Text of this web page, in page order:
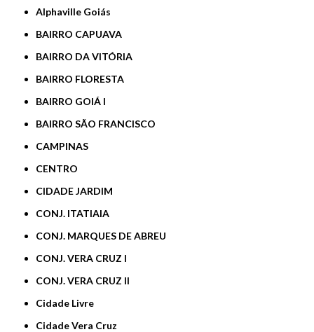
Alphaville Goiás
BAIRRO CAPUAVA
BAIRRO DA VITÓRIA
BAIRRO FLORESTA
BAIRRO GOIÁ I
BAIRRO SÃO FRANCISCO
CAMPINAS
CENTRO
CIDADE JARDIM
CONJ. ITATIAIA
CONJ. MARQUES DE ABREU
CONJ. VERA CRUZ I
CONJ. VERA CRUZ II
Cidade Livre
Cidade Vera Cruz